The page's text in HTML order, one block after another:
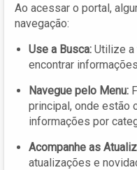
Ao acessar o portal,
navegação:
Use a Busca: Utilize a
encontrar
Navegue pelo Menu:
principal, onde estão
informações por
Acompanhe as
atualizações e